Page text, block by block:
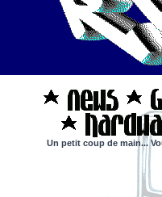
Un petit coup de main...